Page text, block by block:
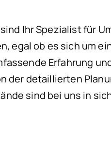
Ihr Spezialist für
egal ob es sich um
Erfahrung
der detaillierten
sind bei uns in